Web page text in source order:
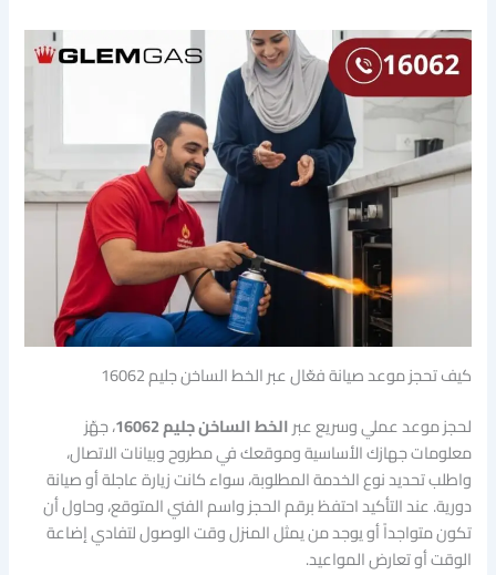
كيف تحجز موعد صيانة فعّال عبر الخط الساخن جليم 16062
لحجز موعد عملي وسريع عبرالخط الساخن جليم 16062
، جهّز
معلومات جهازك الأساسية وموقعك في مطروح وبيانات الاتصال،
واطلب تحديد نوع الخدمة المطلوبة، سواء كانت زيارة عاجلة أو صيانة
دورية. عند التأكيد احتفظ برقم الحجز واسم الفني المتوقع، وحاول أن
تكون متواجداً أو يوجد من يمثل المنزل وقت الوصول لتفادي إضاعة
الوقت أو تعارض المواعيد.